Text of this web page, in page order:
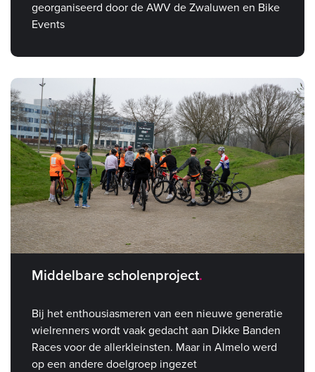
georganiseerd door de AWV de Zwaluwen en Bike
Events
Middelbare scholenproject
Bij het enthousiasmeren van een nieuwe generatie
wielrenners wordt vaak gedacht aan Dikke Banden
Races voor de allerkleinsten. Maar in Almelo werd
op een andere doelgroep ingezet